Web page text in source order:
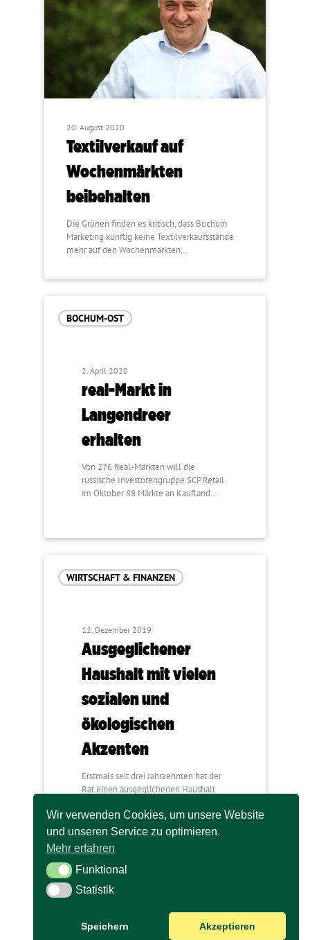
20. August 2020
Textilverkauf auf
Wochenmärkten
beibehalten
Die Grünen finden es kritisch, dass Bochum
Marketing künftig keine Textilverkaufsstände
mehr auf den Wochenmärkten…
BOCHUM-OST
2. April 2020
real-Markt in
Langendreer
erhalten
Von 276 Real-Märkten will die
russische Investorengruppe SCP Retail
im Oktober 88 Märkte an Kaufland…
WIRTSCHAFT & FINANZEN
12. Dezember 2019
Ausgeglichener
Haushalt mit vielen
sozialen und
ökologischen
Akzenten
Erstmals seit drei Jahrzehnten hat der
Rat einen ausgeglichenen Haushalt
Wir verwenden Cookies, um unsere Website
und unseren Service zu optimieren.
Mehr erfahren
FunktionalFunktional
StatistikStatistik
Speichern Akzeptieren